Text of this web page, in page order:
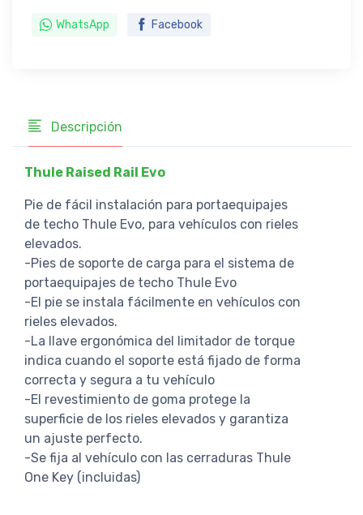
WhatsApp Facebook
Descripción
Thule Raised Rail Evo
Pie de fácil instalación para portaequipajes
de techo Thule Evo, para vehículos con rieles
elevados.
-Pies de soporte de carga para el sistema de
portaequipajes de techo Thule Evo
-El pie se instala fácilmente en vehículos con
rieles elevados.
-La llave ergonómica del limitador de torque
indica cuando el soporte está fijado de forma
correcta y segura a tu vehículo
-El revestimiento de goma protege la
superficie de los rieles elevados y garantiza
un ajuste perfecto.
-Se fija al vehículo con las cerraduras Thule
One Key (incluidas)